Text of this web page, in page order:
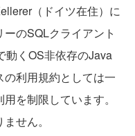
（ドイツ在住）に
のSQLクライアント
動くOS非依存のJava
利用規約としては一
を制限しています。
せん。